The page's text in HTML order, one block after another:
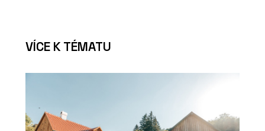
VÍCE K TÉMATU